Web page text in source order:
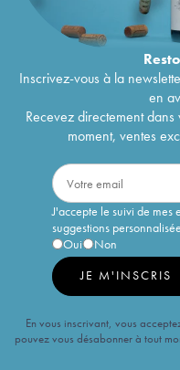
Inscrivez-vous à la
en
Recevez directement
moment, ventes
J'accepte le suivi de mes
suggestions
Oui
Non
JE M'INSCRIS
En vous inscrivant, vous
pouvez vous désabonner à tout